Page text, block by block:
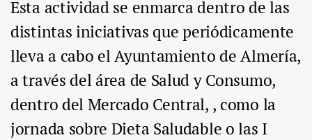
Esta actividad se enmarca dentro de las
distintas iniciativas que periódicamente
lleva a cabo el Ayuntamiento de Almería,
a través del área de Salud y Consumo,
dentro del Mercado Central, , como la
jornada sobre Dieta Saludable o las I